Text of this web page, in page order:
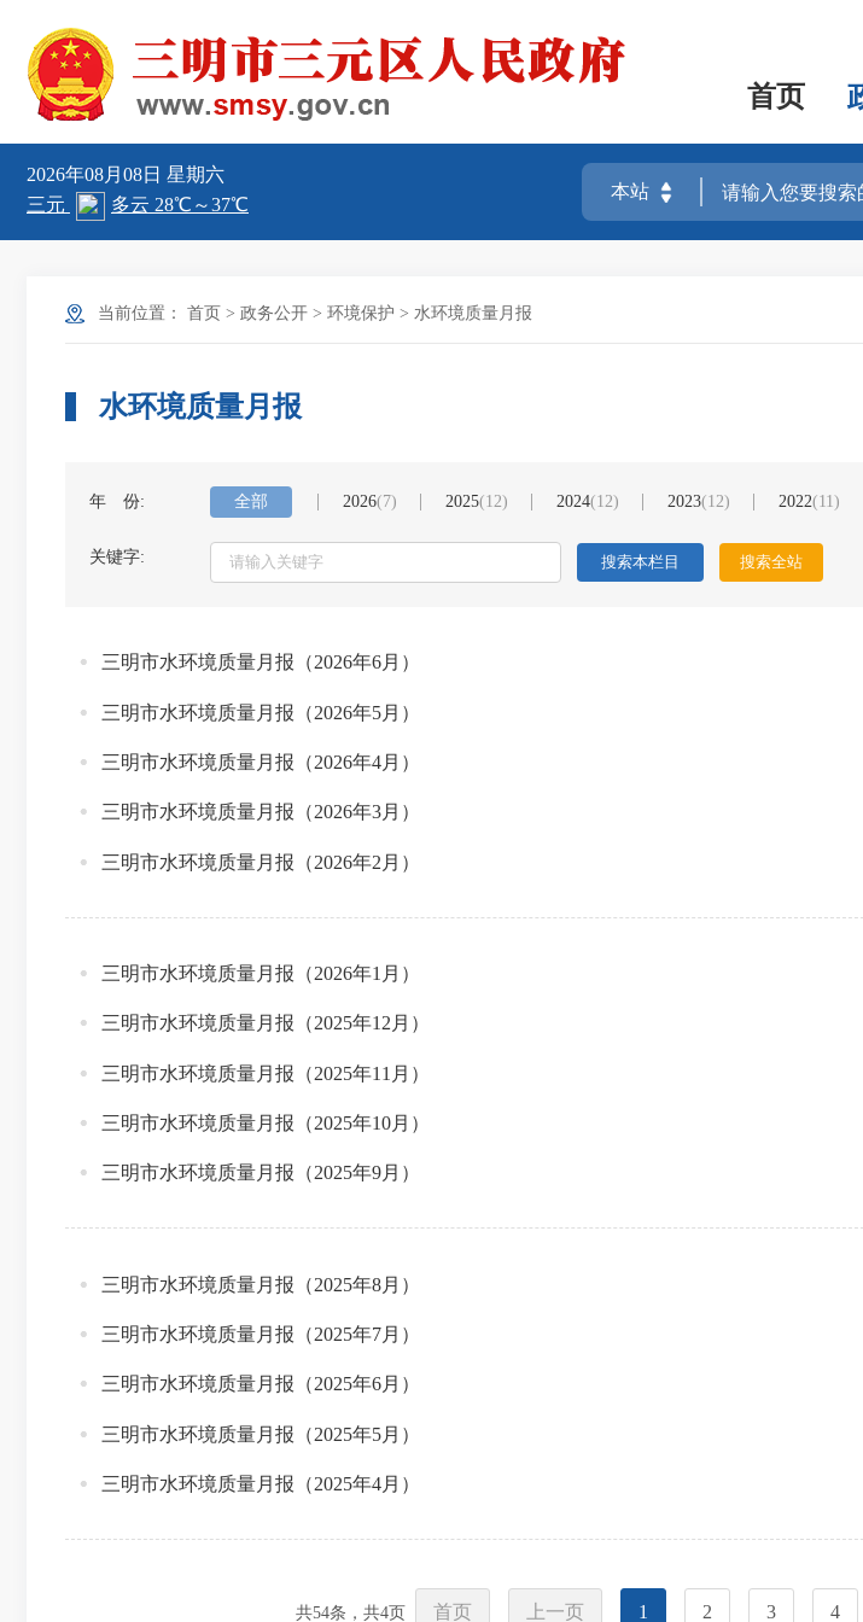
首页
2026年08月08日 星期六
当前位置： 首页 > 政务公开 > 环境保护 > 水环境质量月报
水环境质量月报
年 份: 全部 2026(7) 2025(12) 2024(12) 2023(12) 2022(11)
关键字:
三明市水环境质量月报（2026年6月）
三明市水环境质量月报（2026年5月）
三明市水环境质量月报（2026年4月）
三明市水环境质量月报（2026年3月）
三明市水环境质量月报（2026年2月）
三明市水环境质量月报（2026年1月）
三明市水环境质量月报（2025年12月）
三明市水环境质量月报（2025年11月）
三明市水环境质量月报（2025年10月）
三明市水环境质量月报（2025年9月）
三明市水环境质量月报（2025年8月）
三明市水环境质量月报（2025年7月）
三明市水环境质量月报（2025年6月）
三明市水环境质量月报（2025年5月）
三明市水环境质量月报（2025年4月）
共54条，共4页 首页 上一页 1 2 3 4